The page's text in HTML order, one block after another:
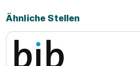
Ähnliche Stellen